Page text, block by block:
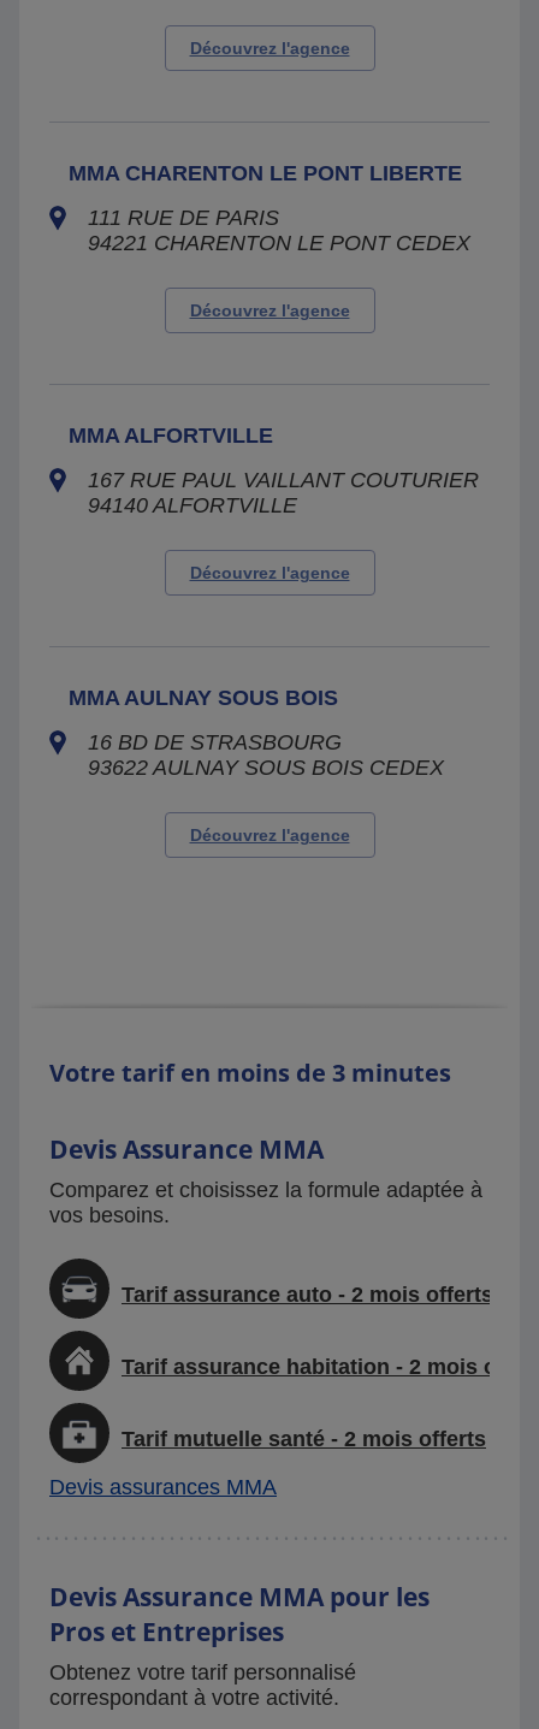
Découvrez l'agence
MMA CHARENTON LE PONT LIBERTE
111 RUE DE PARIS
94221 CHARENTON LE PONT CEDEX
Découvrez l'agence
MMA ALFORTVILLE
167 RUE PAUL VAILLANT COUTURIER
94140 ALFORTVILLE
Découvrez l'agence
MMA AULNAY SOUS BOIS
16 BD DE STRASBOURG
93622 AULNAY SOUS BOIS CEDEX
Découvrez l'agence
Votre tarif en moins de 3 minutes
Devis Assurance MMA
Comparez et choisissez la formule adaptée à
vos besoins.
Tarif assurance auto - 2 mois offerts
Tarif assurance habitation - 2 mois
Tarif mutuelle santé - 2 mois offerts
Devis assurances MMA
Devis Assurance MMA pour les
Pros et Entreprises
Obtenez votre tarif personnalisé
correspondant à votre activité.